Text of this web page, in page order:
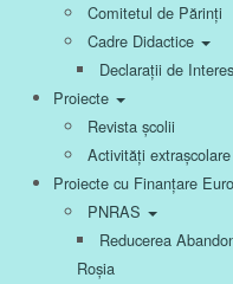
Comitetul de Părinți
Cadre Didactice
Declarații de Interes
Proiecte
Revista școlii
Activități extrașcolare
Proiecte cu Finanțare
PNRAS
Reducerea
Roșia